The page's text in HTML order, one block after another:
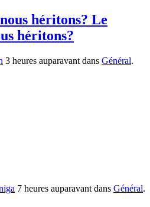
héritons? Le
héritons?
3 heures auparavant dans Général.
7 heures auparavant dans Général.